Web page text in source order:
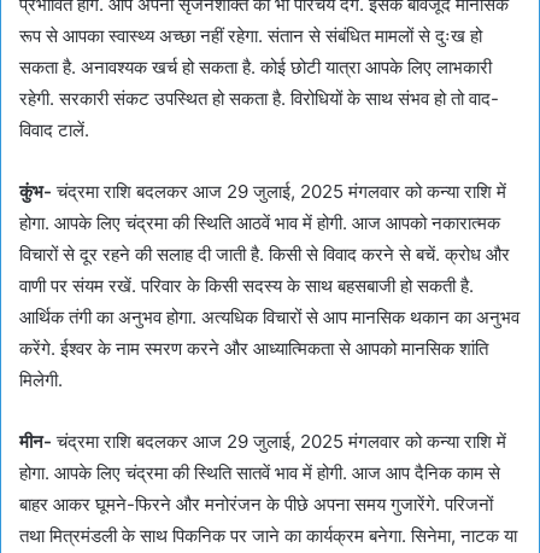
रूप से आपका स्वास्थ्य अच्छा नहीं रहेगा. संतान से संबंधित मामलों से दुःख हो
सकता है. अनावश्यक खर्च हो सकता है. कोई छोटी यात्रा आपके लिए लाभकारी
रहेगी. सरकारी संकट उपस्थित हो सकता है. विरोधियों के साथ संभव हो तो वाद-
विवाद टालें.
कुंभ-चंद्रमा राशि बदलकर आज 29 जुलाई, 2025 मंगलवार को कन्या राशि में
होगा. आपके लिए चंद्रमा की स्थिति आठवें भाव में होगी. आज आपको नकारात्मक
विचारों से दूर रहने की सलाह दी जाती है. किसी से विवाद करने से बचें. क्रोध और
वाणी पर संयम रखें. परिवार के किसी सदस्य के साथ बहसबाजी हो सकती है.
आर्थिक तंगी का अनुभव होगा. अत्यधिक विचारों से आप मानसिक थकान का अनुभव
करेंगे. ईश्वर के नाम स्मरण करने और आध्यात्मिकता से आपको मानसिक शांति
मिलेगी.
मीन- चंद्रमा राशि बदलकर आज 29 जुलाई, 2025 मंगलवार को कन्या राशि में
होगा. आपके लिए चंद्रमा की स्थिति सातवें भाव में होगी. आज आप दैनिक काम से
बाहर आकर घूमने-फिरने और मनोरंजन के पीछे अपना समय गुजारेंगे. परिजनों
तथा मित्रमंडली के साथ पिकनिक पर जाने का कार्यक्रम बनेगा. सिनेमा, नाटक या